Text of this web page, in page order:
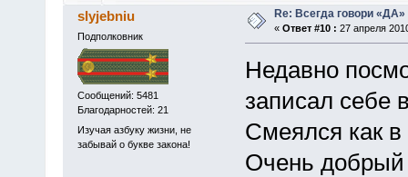
slyjebniu
Подполковник
Сообщений: 5481
Благодарностей: 21
Изучая азбуку жизни, не
забывай о букве закона!
Re: Всегда говори «ДА»
« Ответ #10 : 27 апреля
Недавно
записал себе
Смеялся как в
Очень добрый